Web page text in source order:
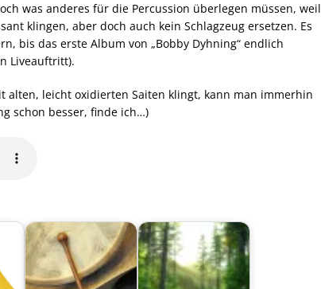
was anderes für die Percussion überlegen müssen, weil
klingen, aber doch auch kein Schlagzeug ersetzen. Es
bis das erste Album von „Bobby Dyhning“ endlich
Liveauftritt).
alten, leicht oxidierten Saiten klingt, kann man immerhin
schon besser, finde ich…)